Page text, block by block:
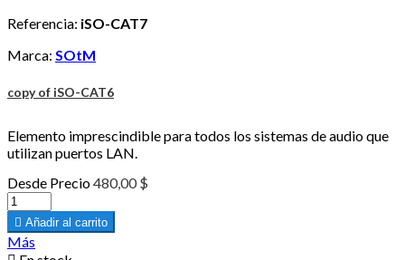
Referencia: iSO-CAT7
Marca: SOtM
copy of iSO-CAT6
Elemento imprescindible para todos los sistemas de audio que
utilizan puertos LAN.
Desde Precio480,00 $
 Añadir al carrito
Más